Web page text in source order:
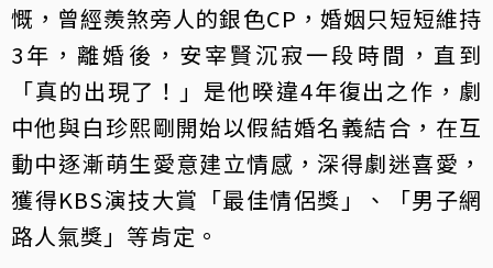
慨，曾經羨煞旁人的銀色CP，婚姻只短短維持
3年，離婚後，安宰賢沉寂一段時間，直到
「真的出現了！」是他暌違4年復出之作，劇
中他與白珍熙剛開始以假結婚名義結合，在互
動中逐漸萌生愛意建立情感，深得劇迷喜愛，
獲得KBS演技大賞「最佳情侶獎」、「男子網
路人氣獎」等肯定。